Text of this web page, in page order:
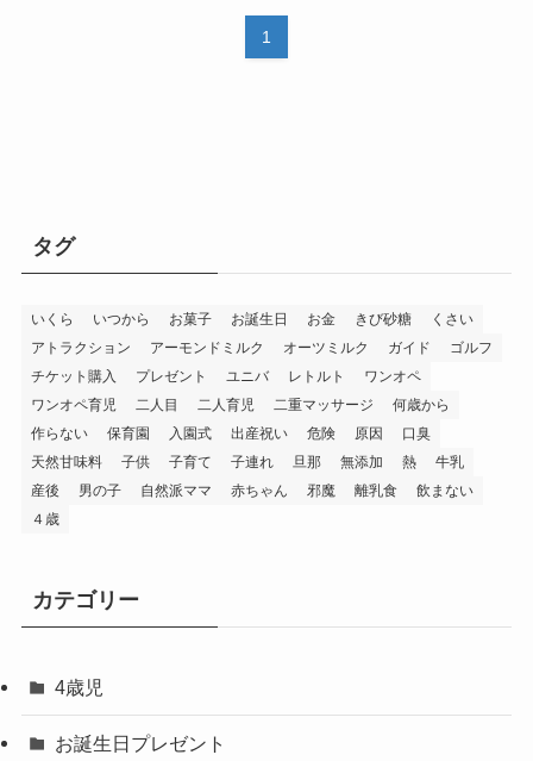
1
タグ
いくら いつから お菓子 お誕生日 お金 きび砂糖
くさい
アトラクション
アーモンドミルク オーツミルク ガイド
ゴルフ
チケット購入
プレゼント ユニバ レトルト
ワンオペ
ワンオペ育児
二人目 二人育児 二重マッサージ
何歳から
作らない
保育園 入園式 出産祝い 危険 原因
口臭
天然甘味料
子供 子育て 子連れ 旦那 無添加 熱
牛乳
産後
男の子 自然派ママ 赤ちゃん 邪魔 離乳食
飲まない
４歳
カテゴリー
4歳児
お誕生日プレゼント